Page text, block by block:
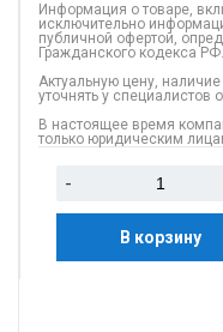
Информация о товаре,
исключительно
публичной офертой,
Гражданского кодекса РФ.
Актуальную цену,
уточнять у специалистов
В настоящее время
только юридическим
-
В корзину